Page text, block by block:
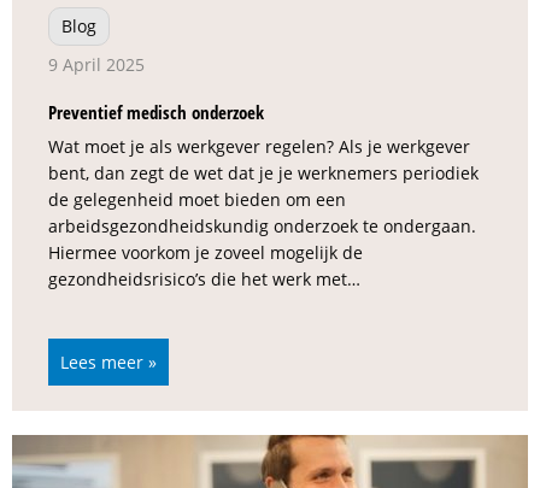
Blog
9 April 2025
Preventief medisch onderzoek
Wat moet je als werkgever regelen? Als je werkgever
bent, dan zegt de wet dat je je werknemers periodiek
de gelegenheid moet bieden om een
arbeidsgezondheidskundig onderzoek te ondergaan.
Hiermee voorkom je zoveel mogelijk de
gezondheidsrisico’s die het werk met…
Lees meer »